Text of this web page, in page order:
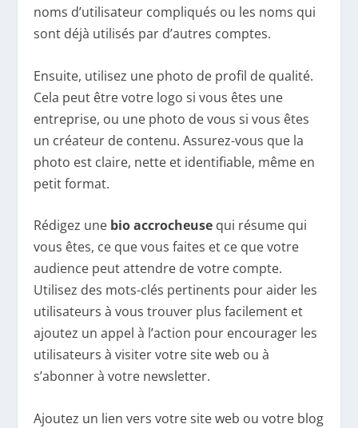
noms d’utilisateur compliqués ou les noms qui
sont déjà utilisés par d’autres comptes.
Ensuite, utilisez une photo de profil de qualité.
Cela peut être votre logo si vous êtes une
entreprise, ou une photo de vous si vous êtes
un créateur de contenu. Assurez-vous que la
photo est claire, nette et identifiable, même en
petit format.
Rédigez une bio accrocheuse qui résume qui
vous êtes, ce que vous faites et ce que votre
audience peut attendre de votre compte.
Utilisez des mots-clés pertinents pour aider les
utilisateurs à vous trouver plus facilement et
ajoutez un appel à l’action pour encourager les
utilisateurs à visiter votre site web ou à
s’abonner à votre newsletter.
Ajoutez un lien vers votre site web ou votre blog